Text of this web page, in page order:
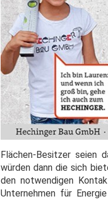
Flächen-Besitzer seien
würden dann die sich
den notwendigen
Unternehmen für